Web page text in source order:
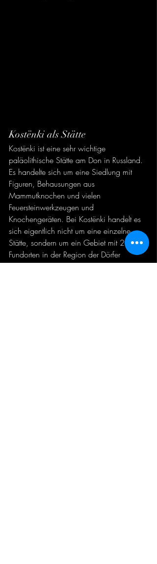
Kostënki als Stätte
Kostënki ist eine sehr wichtige
paläolithische Stätte am Don in Russland.
Es handelte sich um eine Siedlung mit
Figuren, Behausungen aus
Mammutknochen und vielen
Feuersteinwerkzeugen und
Knochengeräten. Bei Kostënki handelt es
sich eigentlich nicht um eine einzelne
Stätte, sondern um ein Gebiet mit 20
Fundorten in der Region der Dörfer
Kostenki und Borshevo, die alle auf das